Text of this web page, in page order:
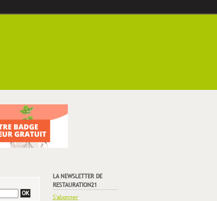
LA NEWSLETTER DE
RESTAURATION21
S'abonner